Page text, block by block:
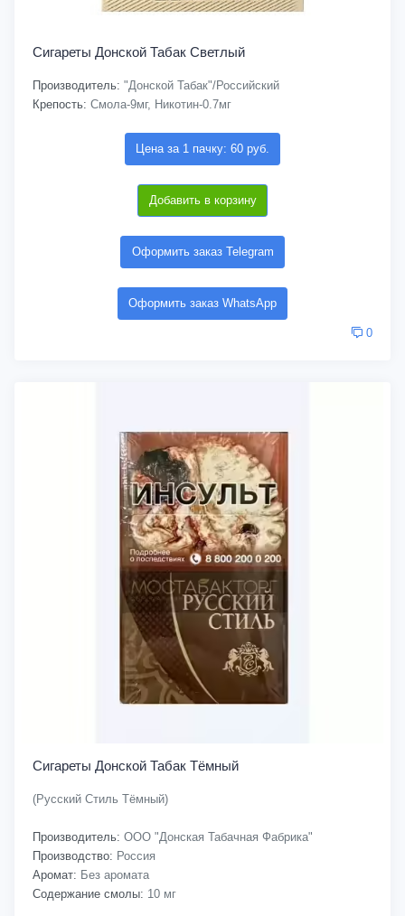
Сигареты Донской Табак Светлый
Производитель: "Донской Табак"/Российский
Крепость: Смола-9мг, Никотин-0.7мг
Цена за 1 пачку: 60 руб.
Добавить в корзину
Оформить заказ Telegram
Оформить заказ WhatsApp
0
Сигареты Донской Табак Тёмный
(Русский Стиль Тёмный)
Производитель: ООО "Донская Табачная Фабрика"
Производство: Россия
Аромат: Без аромата
Содержание смолы: 10 мг